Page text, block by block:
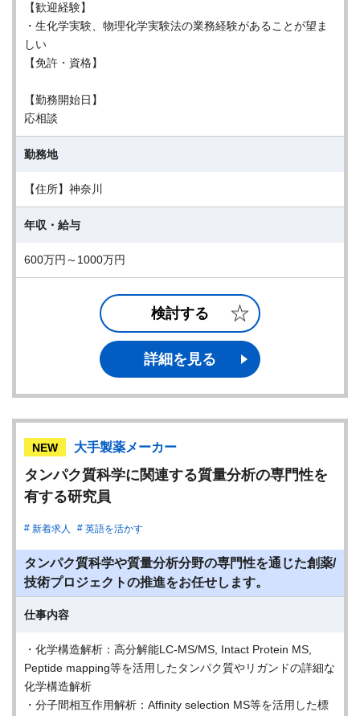
【歓迎経験】
・生化学実験、物理化学実験法の業務経験があることが望ま
しい
【免許・資格】
【勤務開始日】
応相談
勤務地
【住所】神奈川
年収・給与
600万円～1000万円
検討する
詳細を見る
NEW 大手製薬メーカー
タンパク質科学に関連する質量分析の専門性を
有する研究員
新着求人 英語を活かす
タンパク質科学や質量分析分野の専門性を通じた創薬/
技術プロジェクトの推進をお任せします。
仕事内容
・化学構造解析：高分解能LC-MS/MS, Intact Protein MS,
Peptide mapping等を活用したタンパク質やリガンドの詳細な
化学構造解析
・分子間相互作用解析：Affinity selection MS等を活用した標